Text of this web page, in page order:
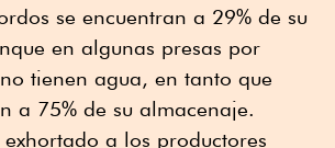
se encuentran a 29% de su
en algunas presas por
tienen agua, en tanto que
a 75% de su almacenaje.
a los productores